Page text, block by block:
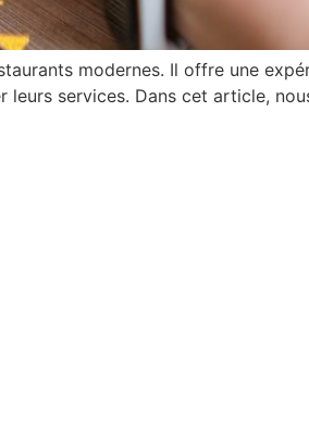
modernes. Il offre une
services. Dans cet article,